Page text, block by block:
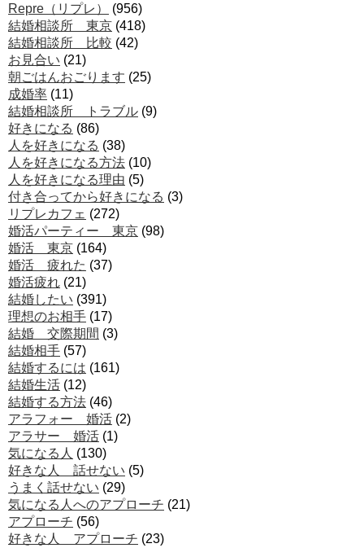
Repre（リプレ）
(956)
結婚相談所 東京 (418)
結婚相談所 比較 (42)
お見合い (21)
朝ごはんおごります (25)
成婚率 (11)
結婚相談所 トラブル (9)
好きになる (86)
人を好きになる (38)
人を好きになる方法 (10)
人を好きになる理由 (5)
付き合ってから好きになる (3)
リプレカフェ (272)
婚活パーティー 東京 (98)
婚活 東京 (164)
婚活 疲れた (37)
婚活疲れ (21)
結婚したい (391)
理想のお相手 (17)
結婚 交際期間 (3)
結婚相手 (57)
結婚するには (161)
結婚生活 (12)
結婚する方法 (46)
アラフォー 婚活 (2)
アラサー 婚活 (1)
気になる人 (130)
好きな人 話せない (5)
うまく話せない (29)
気になる人へのアプローチ (21)
アプローチ (56)
好きな人 アプローチ (23)